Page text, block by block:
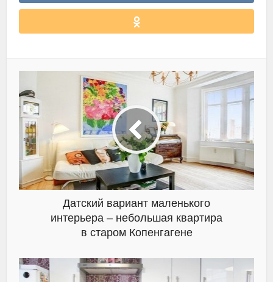
Датский вариант маленького
интерьера – небольшая квартира
в старом Копенгагене